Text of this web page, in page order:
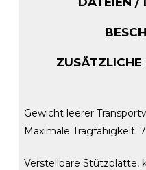
ZUSÄTZLICHE
Gewicht leerer
Maximale Tragfähigkeit:
Verstellbare Stützplatte,